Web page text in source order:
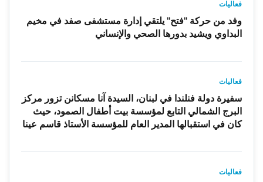
فعاليات
وفد من حركة "فتح" يلتقي إدارة مستشفى صفد في مخيم
البداوي ويشيد بدورها الصحي والإنساني
فعاليات
سفيرة دولة فنلندا في لبنان، السيدة آنا مسكانن تزور مركز
البرج الشمالي التابع لمؤسسة بيت أطفال الصمود، حيث
كان في استقبالها المدير العام للمؤسسة الأستاذ قاسم عينا
فعاليات